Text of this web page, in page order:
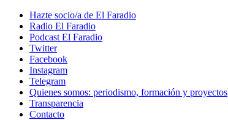
Hazte socio/a de El Faradio
Radio El Faradio
Podcast El Faradio
Twitter
Facebook
Instagram
Telegram
Quienes somos: periodismo, formación y proyectos
Transparencia
Contacto